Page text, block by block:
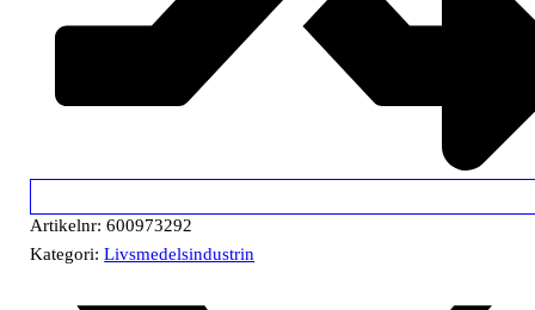
Artikelnr:600973292
Kategori:Livsmedelsindustrin